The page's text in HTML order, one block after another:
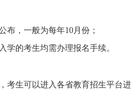
布，一般为每年10月份；
学的考生均需办理报名手续。
考生可以进入各省教育招生平台进